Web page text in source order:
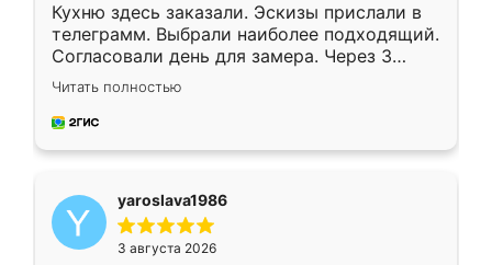
Кухню здесь заказали. Эскизы прислали в
телеграмм. Выбрали наиболее подходящий.
Согласовали день для замера. Через 3
недели кухня была уже готова. Остались
довольны работой. Спасибо Ренессанс
мебель за качественную работу!
Читать полностью
yaroslava1986
3 августа 2026